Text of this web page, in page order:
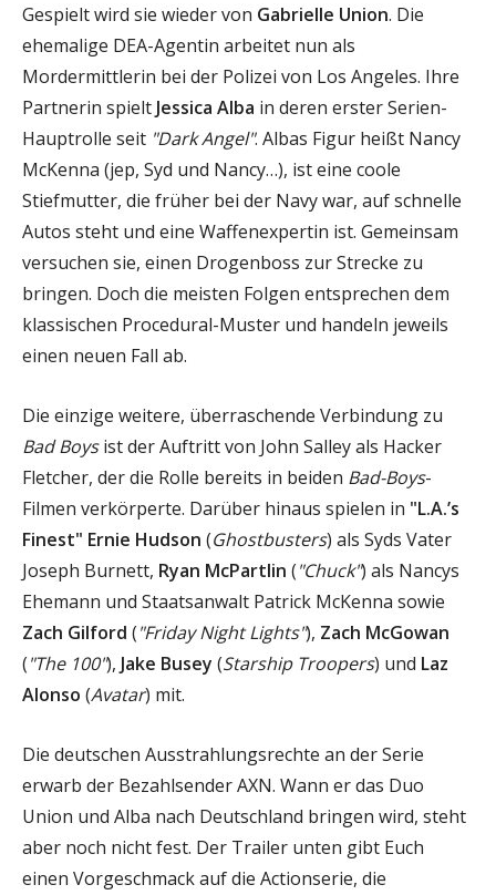
Gespielt wird sie wieder von Gabrielle Union. Die
ehemalige DEA-Agentin arbeitet nun als
Mordermittlerin bei der Polizei von Los Angeles. Ihre
Partnerin spielt Jessica Alba in deren erster Serien-
Hauptrolle seit "Dark Angel". Albas Figur heißt Nancy
McKenna (jep, Syd und Nancy…), ist eine coole
Stiefmutter, die früher bei der Navy war, auf schnelle
Autos steht und eine Waffenexpertin ist. Gemeinsam
versuchen sie, einen Drogenboss zur Strecke zu
bringen. Doch die meisten Folgen entsprechen dem
klassischen Procedural-Muster und handeln jeweils
einen neuen Fall ab.
Die einzige weitere, überraschende Verbindung zu
Bad Boysist der Auftritt von John Salley als Hacker
Fletcher, der die Rolle bereits in beiden Bad-Boys-
Filmen verkörperte. Darüber hinaus spielen in "L.A.’s
Finest" Ernie Hudson (Ghostbusters) als Syds Vater
Joseph Burnett, Ryan McPartlin ("Chuck") als Nancys
Ehemann und Staatsanwalt Patrick McKenna sowie
Zach Gilford ("Friday Night Lights"), Zach McGowan
("The 100"), Jake Busey (Starship Troopers) und Laz
Alonso (Avatar) mit.
Die deutschen Ausstrahlungsrechte an der Serie
erwarb der Bezahlsender AXN. Wann er das Duo
Union und Alba nach Deutschland bringen wird, steht
aber noch nicht fest. Der Trailer unten gibt Euch
einen Vorgeschmack auf die Actionserie, die